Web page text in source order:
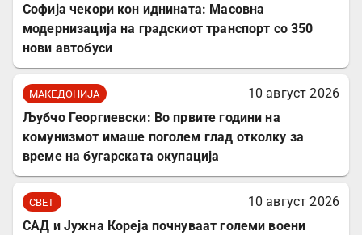
Софија чекори кон иднината: Масовна
модернизација на градскиот транспорт со 350
нови автобуси
МАКЕДОНИЈА
10 август 2026
Љубчо Георгиевски: Во првите години на
комунизмот имаше поголем глад отколку за
време на бугарската окупација
СВЕТ
10 август 2026
САД и Јужна Кореја почнуваат големи воени